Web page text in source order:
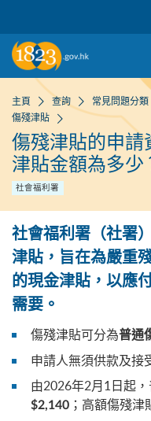
主頁 查詢 常見問題分類
傷殘津貼
傷殘津貼的申
津貼金額為多少
社會福利署
社會福利署（社署
津貼，旨在為嚴重
的現金津貼，以應
需要。
傷殘津貼可分為普通
申請人無須供款及接
由2026年2月1日起
$2,140 ；高額傷殘